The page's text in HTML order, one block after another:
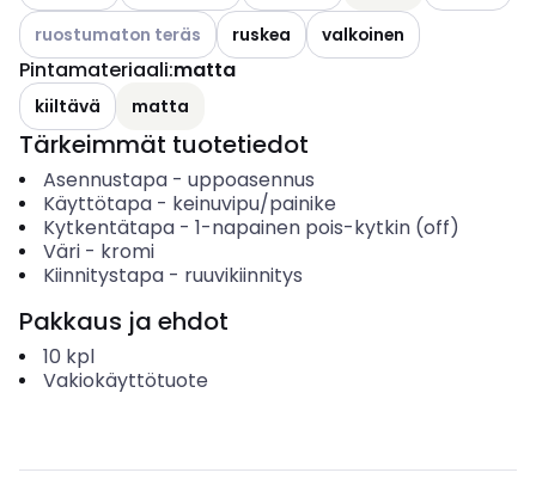
Katso käytettävissä olevat vaihtoehdot
ruostumaton teräs ruskea valkoinen
Pintamateriaali:matta
kiiltävä matta
Tärkeimmät tuotetiedot
Asennustapa- uppoasennus
Käyttötapa- keinuvipu/painike
Kytkentätapa- 1-napainen pois-kytkin (off)
Väri- kromi
Kiinnitystapa- ruuvikiinnitys
Pakkaus ja ehdot
10 kpl
Vakiokäyttötuote